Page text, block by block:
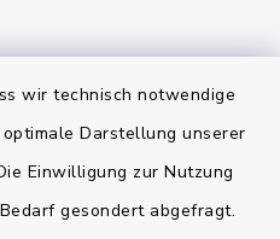
wir technisch notwendige
Darstellung unserer
Einwilligung zur Nutzung
gesondert abgefragt.